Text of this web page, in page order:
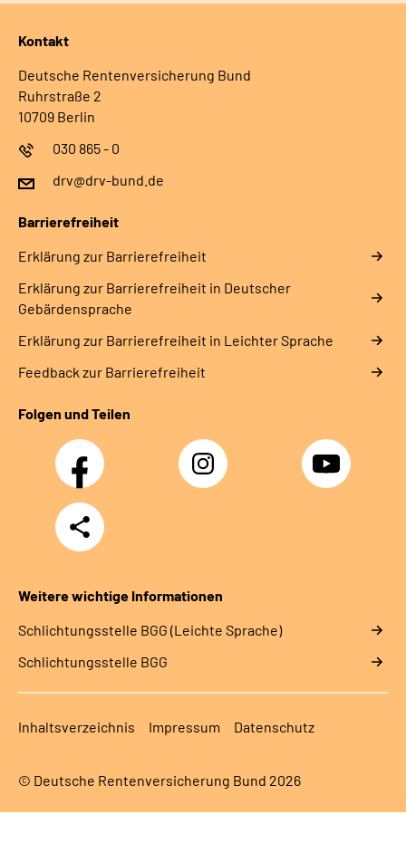
Kontakt
Deutsche Rentenversicherung Bund
Ruhrstraße 2
10709 Berlin
030 865 - 0
drv@drv-bund.de
Barrierefreiheit
Erklärung zur Barrierefreiheit
Erklärung zur Barrierefreiheit in Deutscher
Gebärdensprache
Erklärung zur Barrierefreiheit in Leichter Sprache
Feedback zur Barrierefreiheit
Folgen und Teilen
Facebook Instagram YouTube
Teilen
Weitere wichtige Informationen
Schlich­tungs­stel­le BGG (Leichte Sprache)
Schlich­tungs­stel­le BGG
Inhaltsverzeichnis Impressum Datenschutz
© Deutsche Rentenversicherung Bund 2026